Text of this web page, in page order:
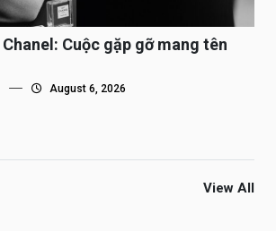
Cuộc gặp gỡ mang tên
August 6, 2026
View All